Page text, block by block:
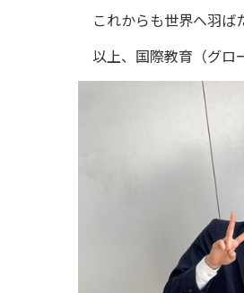
これからも世界へ羽ば
以上、国際教育（グロ